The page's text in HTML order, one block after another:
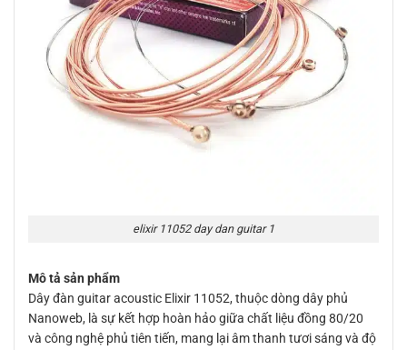
elixir 11052 day dan guitar 1
Mô tả sản phẩm
Dây đàn guitar acoustic Elixir 11052, thuộc dòng dây phủ
Nanoweb, là sự kết hợp hoàn hảo giữa chất liệu đồng 80/20
và công nghệ phủ tiên tiến, mang lại âm thanh tươi sáng và độ